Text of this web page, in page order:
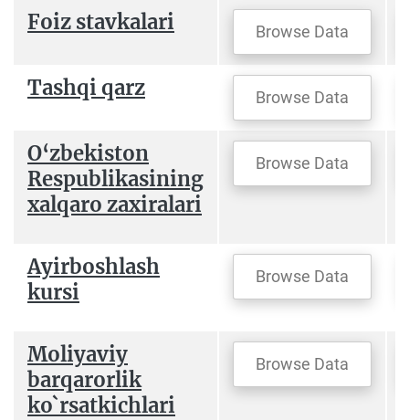
Foiz stavkalari Browse Data
Tаshqi qarz Browse Data
O‘zbekiston
Respublikasining
xalqaro zaxiralari
Browse Data
Аyirboshlash
kursi
Browse Data
Moliyaviy
barqarorlik
ko`rsatkichlari
Browse Data